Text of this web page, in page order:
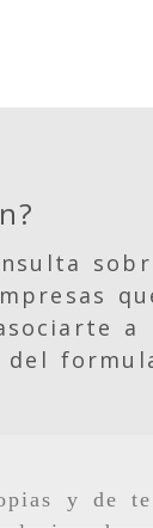
y de
a
del